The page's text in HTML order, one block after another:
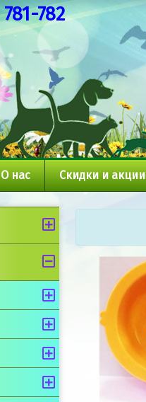
781-782
О нас Скидки и акции